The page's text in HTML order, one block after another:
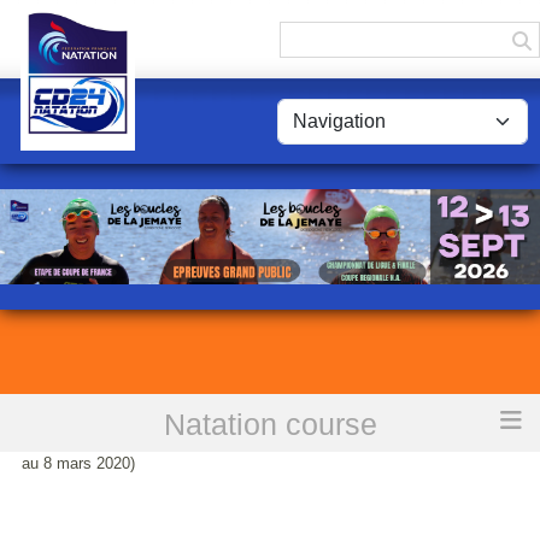
Natation course
Championnats Régionaux Juniors/Seniors à St Yrieix (6
au 8 mars 2020)
Panneau de gestion des cookies